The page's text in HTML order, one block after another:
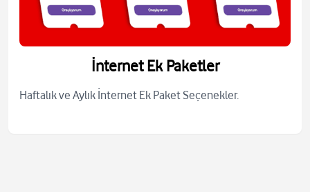
İnternet Ek Paketler
Haftalık ve Aylık İnternet Ek Paket Seçenekler.